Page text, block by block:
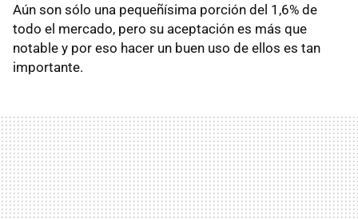
Aún son sólo una pequeñísima porción del 1,6% de
todo el mercado, pero su aceptación es más que
notable y por eso hacer un buen uso de ellos es tan
importante.